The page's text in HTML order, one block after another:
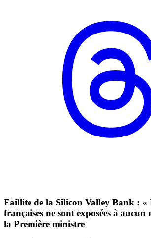
Faillite de la Silicon Valley Bank : «
françaises ne sont exposées à aucun
la Première ministre